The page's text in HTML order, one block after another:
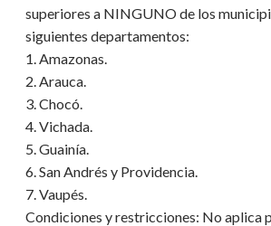
superiores a NINGUNO de los
siguientes departamentos:
1. Amazonas.
2. Arauca.
3. Chocó.
4. Vichada.
5. Guainía.
6. San Andrés y Providencia.
7. Vaupés.
Condiciones y restricciones: No aplica